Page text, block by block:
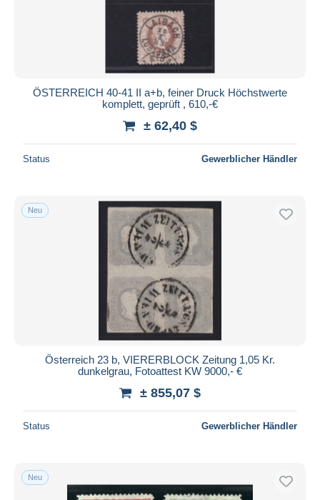
ÖSTERREICH 40-41 II a+b, feiner Druck Höchstwerte
komplett, geprüft , 610,-€
± 62,40 $
Status Gewerblicher Händler
Neu
Österreich 23 b, VIERERBLOCK Zeitung 1,05 Kr.
dunkelgrau, Fotoattest KW 9000,- €
± 855,07 $
Status Gewerblicher Händler
Neu